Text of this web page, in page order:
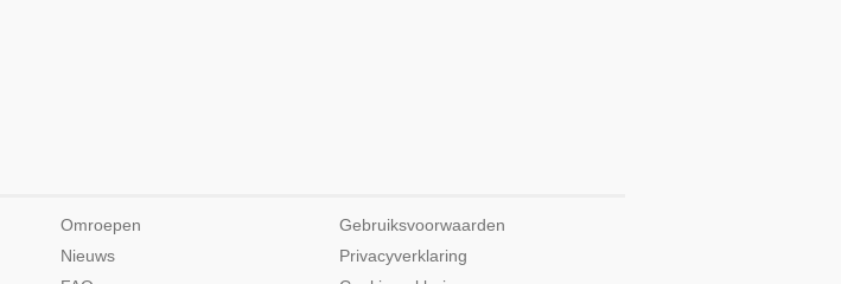
Omroepen
Nieuws
Gebruiksvoorwaarden
Privacyverklaring